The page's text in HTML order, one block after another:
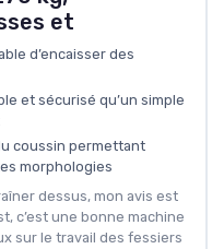
et
d’encaisser des
et sécurisé qu’un simple
coussin permettant
morphologies
dessus, mon avis est
c’est une bonne machine
sur le travail des fessiers